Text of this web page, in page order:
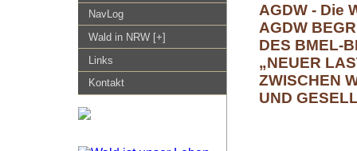
NavLog
Wald in NRW [+]
Links
Kontakt
AGDW - Die
AGDW
DES BMEL-
„NEUER
ZWISCHEN
UND